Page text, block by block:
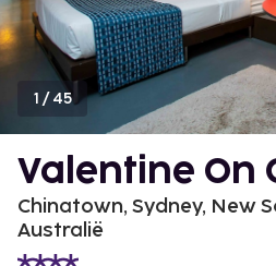
1 /45
Valentine On
Chinatown, Sydney, New
Australië